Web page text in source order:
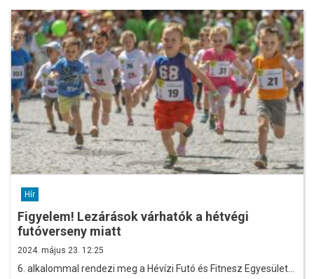
Hír
Figyelem! Lezárások várhatók a hétvégi
futóverseny miatt
2024. május 23. 12:25
6. alkalommal rendezi meg a Hévízi Futó és Fitnesz Egyesület…